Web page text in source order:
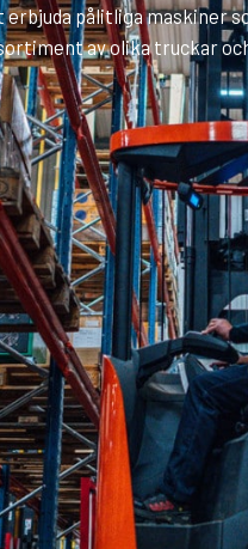
pålitliga maskiner
av olika truckar